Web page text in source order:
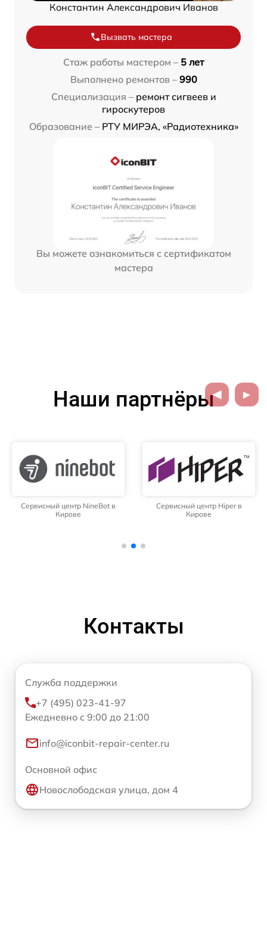
Константин Александрович Иванов
Вызвать мастера
Стаж работы мастером – 5 лет
Выполнено ремонтов – 990
Специализация – ремонт сигвеев и
гироскутеров
Образование – РТУ МИРЭА, «Радиотехника»
Вы можете ознакомиться с сертификатом
мастера
Наши партнёры
Сервисный центр NineBot в
Кирове
Сервисный центр Hiper в
Кирове
Контакты
Служба поддержки
+7 (495) 023-41-97
Ежедневно с 9:00 до 21:00
info@iconbit-repair-center.ru
Основной офис
Новослободская улица, дом 4